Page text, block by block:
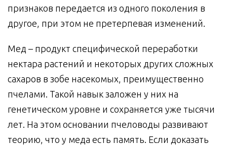
признаков передается из одного поколения в
другое, при этом не претерпевая изменений.
Мед – продукт специфической переработки
нектара растений и некоторых других сложных
сахаров в зобе насекомых, преимущественно
пчелами. Такой навык заложен у них на
генетическом уровне и сохраняется уже тысячи
лет. На этом основании пчеловоды развивают
теорию, что у меда есть память. Если доказать